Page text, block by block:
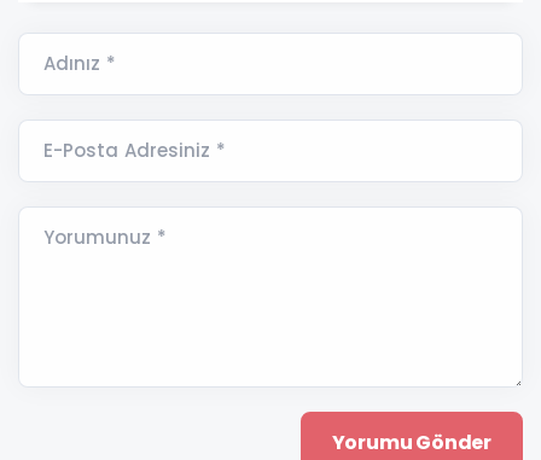
Adınız *
E-Posta Adresiniz *
Yorumunuz *